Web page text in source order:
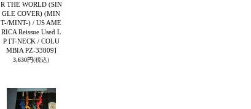
R THE WORLD (SIN
GLE COVER) (MIN
T-/MINT-) / US AME
RICA Reissue Used L
P [T-NECK / COLU
MBIA PZ-33809]
3,630円(税込)